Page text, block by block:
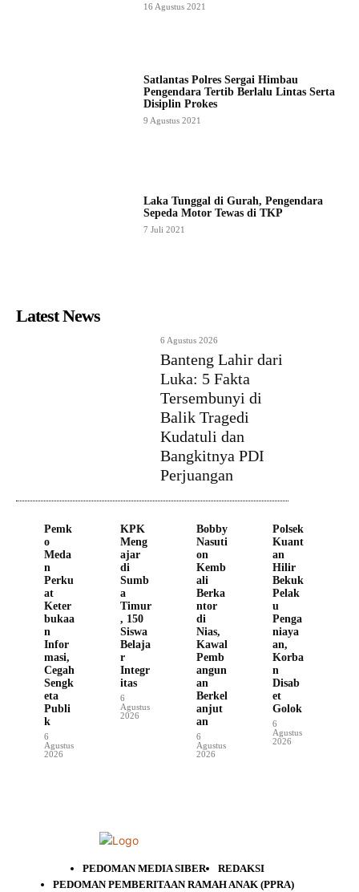
16 Agustus 2021
Satlantas Polres Sergai Himbau
Pengendara Tertib Berlalu Lintas Serta
Disiplin Prokes
9 Agustus 2021
Laka Tunggal di Gurah, Pengendara
Sepeda Motor Tewas di TKP
7 Juli 2021
Latest News
6 Agustus 2026
Banteng Lahir dari
Luka: 5 Fakta
Tersembunyi di
Balik Tragedi
Kudatuli dan
Bangkitnya PDI
Perjuangan
Pemk
o
Meda
n
Perku
at
Keter
bukaa
n
Infor
masi,
Cegah
Sengk
eta
Publi
k
6
Agustus
2026
KPK
Meng
ajar
di
Sumb
a
Timur
, 150
Siswa
Belaja
r
Integr
itas
6
Agustus
2026
Bobby
Nasuti
on
Kemb
ali
Berka
ntor
di
Nias,
Kawal
Pemb
angun
an
Berkel
anjut
an
6
Agustus
2026
Polsek
Kuant
an
Hilir
Bekuk
Pelak
u
Penga
niaya
an,
Korba
n
Disab
et
Golok
6
Agustus
2026
PEDOMAN MEDIA SIBER
REDAKSI
PEDOMAN PEMBERITAAN RAMAH ANAK (PPRA)